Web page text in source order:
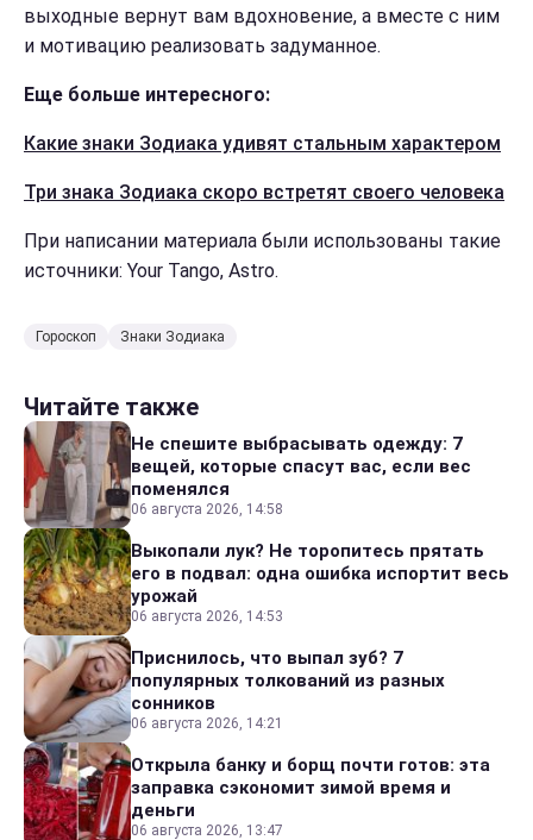
выходные вернут вам вдохновение, а вместе с ним
и мотивацию реализовать задуманное.
Еще больше интересного:
Какие знаки Зодиака удивят стальным характером
Три знака Зодиака скоро встретят своего человека
При написании материала были использованы такие
источники: Your Tango, Astro.
Гороскоп Знаки Зодиака
Читайте также
Не спешите выбрасывать одежду: 7
вещей, которые спасут вас, если вес
поменялся
06 августа 2026, 14:58
Выкопали лук? Не торопитесь прятать
его в подвал: одна ошибка испортит весь
урожай
06 августа 2026, 14:53
Приснилось, что выпал зуб? 7
популярных толкований из разных
сонников
06 августа 2026, 14:21
Открыла банку и борщ почти готов: эта
заправка сэкономит зимой время и
деньги
06 августа 2026, 13:47